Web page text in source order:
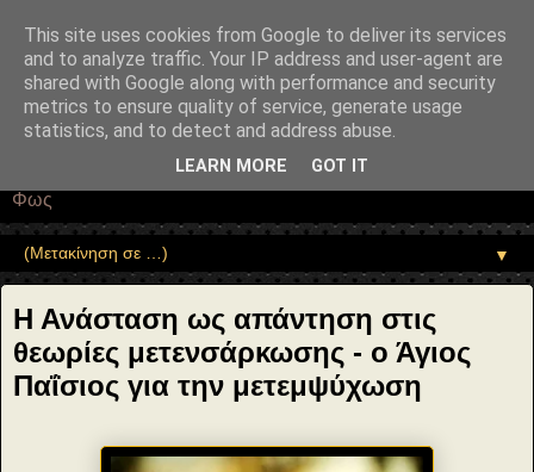
"potentialAction": { "@type": "ReadAction", "target":
"https://www.sophia-ntrekou.gr/2014/04/H-Anastasi-ws-apantisi-stis-
thewries-tis-metensarkwsis.html" } }
Αέναη επΑνάσταση
• Επιστήμη • Ψυχολογία • Λογοτεχνία • Τέχνες • Θεολογία •
Φιλοσοφία • Στοχασμοί... για τη μνήμη, τον άνθρωπο και το
Φως
▼
Η Ανάσταση ως απάντηση στις
θεωρίες μετενσάρκωσης - ο Άγιος
Παΐσιος για την μετεμψύχωση
This site uses cookies from Google to deliver its services
and to analyze traffic. Your IP address and user-agent are
shared with Google along with performance and security
metrics to ensure quality of service, generate usage
statistics, and to detect and address abuse.
LEARN MORE GOT IT